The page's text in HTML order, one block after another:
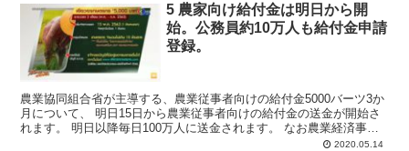
5 農家向け給付金は明日から開
始。公務員約10万人も給付金申請
登録。
農業協同組合省が主導する、農業従事者向けの給付金5000バーツ3か
月について、 明日15日から農業従事者向けの給付金の送金が開始さ
れます。 明日以降毎日100万人に送金されます。 なお農業経済事務
2020.05.14